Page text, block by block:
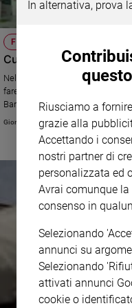
giovani
Adolescenza
Bioetica
Riflessioni
Video
Podcast
Privacy
FILIPPO CIANTIA
Cure per tutti, un
Nel tempo della pandemia è
fare questo, «occorre costruire
Banco Farmaceutico, autore
amicizia dall'Uganda" (Itaca),
medicinali ai più poveri (foto
Giorgio Paolucci
In alternativa, prova
Riusciamo a
grazie alla
Accettando i
nostri partner di
personalizzata ed
Avrai comunque
consenso in
Selezionando
annunci su
Selezionando
attivati annunci
cookie o